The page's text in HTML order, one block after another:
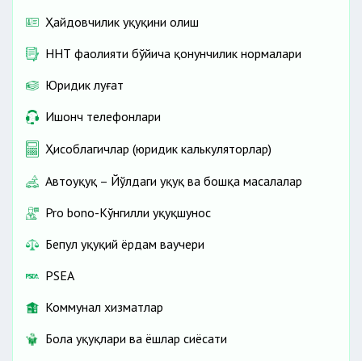
Ҳайдовчилик ҳуқуқини олиш
ННТ фаолияти бўйича қонунчилик нормалари
Юридик луғат
Ишонч телефонлари
Ҳисоблагичлар (юридик калькуляторлар)
Автоҳуқуқ – Йўлдаги ҳуқуқ ва бошқа масалалар
Pro bono-Кўнгилли ҳуқуқшунос
Бепул ҳуқуқий ёрдам ваучери
PSEA
Коммунал хизматлар
Бола ҳуқуқлари ва ёшлар сиёсати